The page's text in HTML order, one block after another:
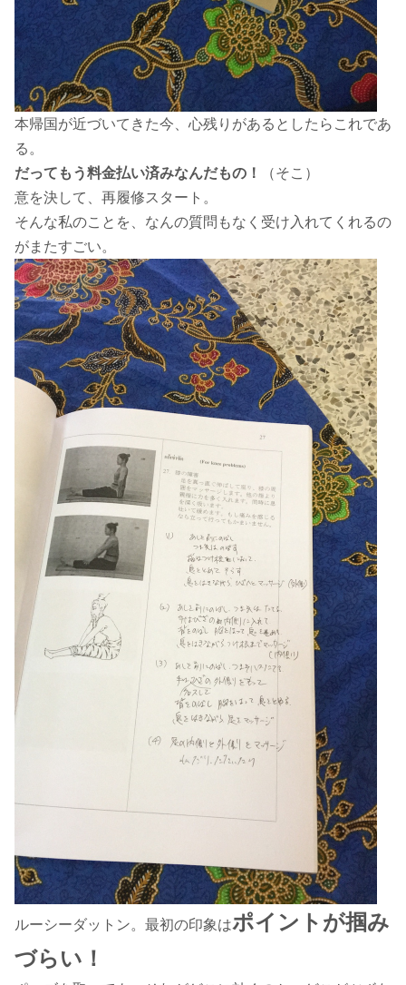
本帰国が近づいてきた今、心残りがあるとしたらこれであ
る。
だってもう料金払い済みなんだもの！
（そこ）
意を決して、再履修スタート。
そんな私のことを、なんの質問もなく受け入れてくれるの
がまたすごい。
ルーシーダットン。最初の印象はポイントが掴み
づらい！